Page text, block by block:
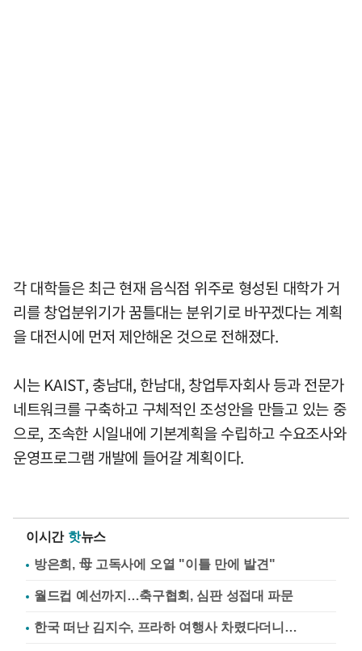
각 대학들은 최근 현재 음식점 위주로 형성된 대학가 거
리를 창업분위기가 꿈틀대는 분위기로 바꾸겠다는 계획
을 대전시에 먼저 제안해온 것으로 전해졌다.
시는 KAIST, 충남대, 한남대, 창업투자회사 등과 전문가
네트워크를 구축하고 구체적인 조성안을 만들고 있는 중
으로, 조속한 시일내에 기본계획을 수립하고 수요조사와
운영프로그램 개발에 들어갈 계획이다.
이시간 핫뉴스
방은희, 母 고독사에 오열 "이틀 만에 발견"
월드컵 예선까지…축구협회, 심판 성접대 파문
한국 떠난 김지수, 프라하 여행사 차렸다더니…